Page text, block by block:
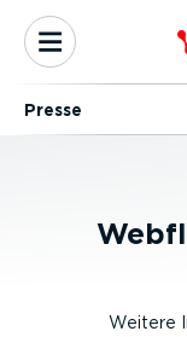
Presse
Weitere